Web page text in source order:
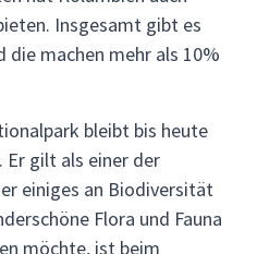
Insgesamt gibt es
die machen mehr als 10%
bleibt bis heute
Er gilt als einer der
einiges an Biodiversität
Flora und Fauna
möchte, ist beim